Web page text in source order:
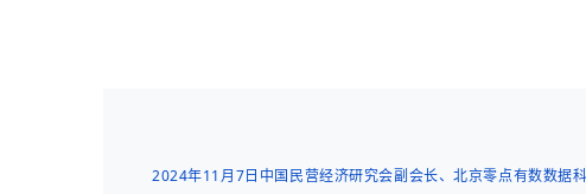
2024年11月7日中国民营经济研究会副会长、北京零点有数数据